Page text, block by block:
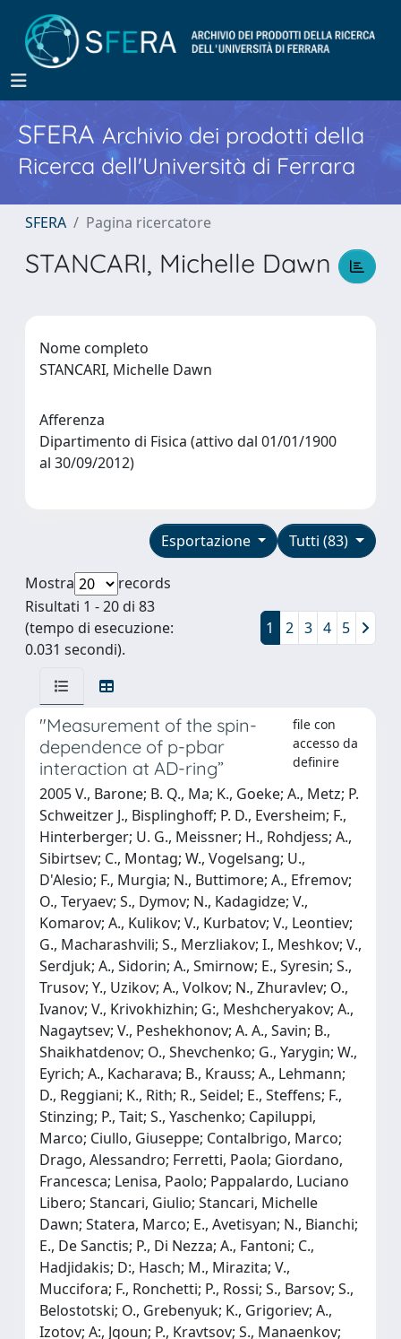
SFERA Archivio dei prodotti della
Ricerca dell'Università di Ferrara
SFERA Pagina ricercatore
STANCARI, Michelle Dawn
Nome completo
STANCARI, Michelle Dawn
Afferenza
Dipartimento di Fisica (attivo dal 01/01/1900
al 30/09/2012)
Tutti (83)
Esportazione
Mostra
records
Risultati 1 - 20 di 83
(tempo di esecuzione:
0.031 secondi).
1 2 3 4 5
"Measurement of the spin-
dependence of p-pbar
interaction at AD-ring”
file con
accesso da
definire
2005 V., Barone; B. Q., Ma; K., Goeke; A., Metz; P.
Schweitzer J., Bisplinghoff; P. D., Eversheim; F.,
Hinterberger; U. G., Meissner; H., Rohdjess; A.,
Sibirtsev; C., Montag; W., Vogelsang; U.,
D'Alesio; F., Murgia; N., Buttimore; A., Efremov;
O., Teryaev; S., Dymov; N., Kadagidze; V.,
Komarov; A., Kulikov; V., Kurbatov; V., Leontiev;
G., Macharashvili; S., Merzliakov; I., Meshkov; V.,
Serdjuk; A., Sidorin; A., Smirnow; E., Syresin; S.,
Trusov; Y., Uzikov; A., Volkov; N., Zhuravlev; O.,
Ivanov; V., Krivokhizhin; G:, Meshcheryakov; A.,
Nagaytsev; V., Peshekhonov; A. A., Savin; B.,
Shaikhatdenov; O., Shevchenko; G., Yarygin; W.,
Eyrich; A., Kacharava; B., Krauss; A., Lehmann;
D., Reggiani; K., Rith; R., Seidel; E., Steffens; F.,
Stinzing; P., Tait; S., Yaschenko; Capiluppi,
Marco; Ciullo, Giuseppe; Contalbrigo, Marco;
Drago, Alessandro; Ferretti, Paola; Giordano,
Francesca; Lenisa, Paolo; Pappalardo, Luciano
Libero; Stancari, Giulio; Stancari, Michelle
Dawn; Statera, Marco; E., Avetisyan; N., Bianchi;
E., De Sanctis; P., Di Nezza; A., Fantoni; C.,
Hadjidakis; D:, Hasch; M., Mirazita; V.,
Muccifora; F., Ronchetti; P., Rossi; S., Barsov; S.,
Belostotski; O., Grebenyuk; K., Grigoriev; A.,
Izotov; A:, Jgoun; P., Kravtsov; S., Manaenkov;